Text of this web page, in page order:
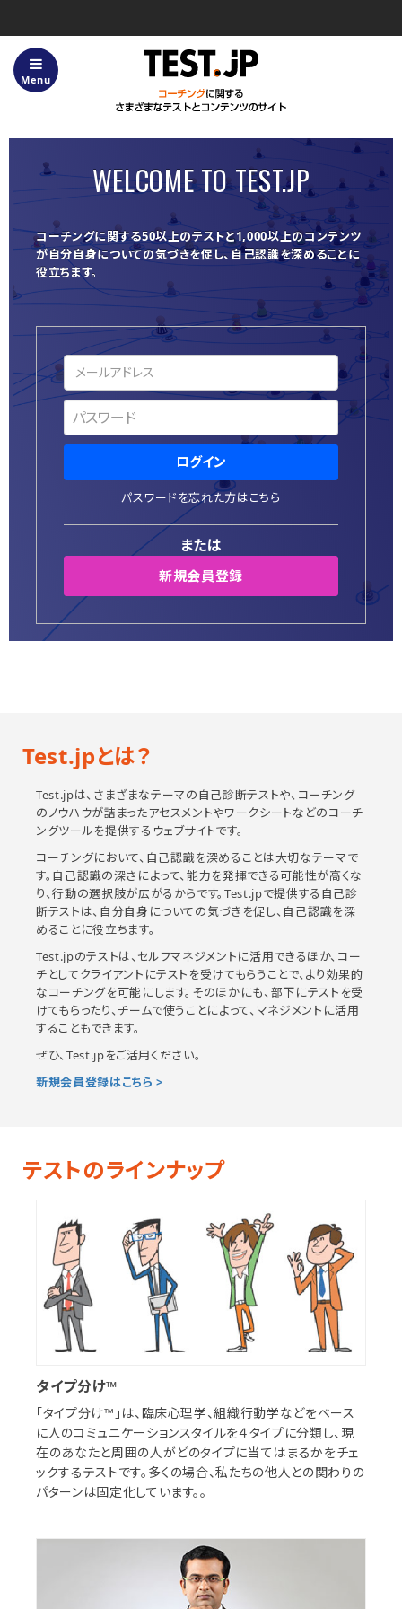
サービス内容
「タイプ分け™」とは？
コーチングについてのFAQ
テスト一覧
よくあるご質問・お問い合わせ
利用規約
コンテンツ使用のガイドライン
個人情報保護方針
特定商取引法に基づく表示
システム動作環境
Menu
WELCOME TO TEST.JP
コーチングに関する50以上のテストと1,000以上のコンテンツ
が自分自身についての気づきを促し、自己認識を深めることに
役立ちます。
ログイン
パスワードを忘れた方はこちら
または
新規会員登録
Test.jpとは？
Test.jpは、さまざまなテーマの自己診断テストや、コーチング
のノウハウが詰まったアセスメントやワークシートなどのコーチ
ングツールを提供するウェブサイトです。
コーチングにおいて、自己認識を深めることは大切なテーマで
す。自己認識の深さによって、能力を発揮できる可能性が高くな
り、行動の選択肢が広がるからです。Test.jpで提供する自己診
断テストは、自分自身についての気づきを促し、自己認識を深
めることに役立ちます。
Test.jpのテストは、セルフマネジメントに活用できるほか、コー
チとしてクライアントにテストを受けてもらうことで、より効果的
なコーチングを可能にします。そのほかにも、部下にテストを受
けてもらったり、チームで使うことによって、マネジメントに活用
することもできます。
ぜひ、Test.jpをご活用ください。
新規会員登録はこちら >
テストのラインナップ
タイプ分け™
「タイプ分け™」は、臨床心理学、組織行動学などをベース
に人のコミュニケーションスタイルを４タイプに分類し、現
在のあなたと周囲の人がどのタイプに当てはまるかをチェ
ックするテストです。多くの場合、私たちの他人との関わりの
パターンは固定化しています。。